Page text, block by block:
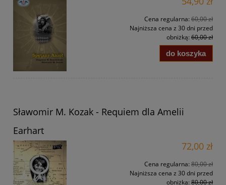
Cena regularna: 60,00 zł
Najniższa cena z 30 dni przed
obniżką: 60,00 zł
do koszyka
Sławomir M. Kozak - Requiem dla Amelii
Earhart
72,00 zł
Cena regularna: 80,00 zł
Najniższa cena z 30 dni przed
obniżką: 80,00 zł